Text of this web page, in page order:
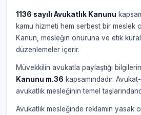
1136 sayılı Avukatlık Kanunu
kamu hizmeti hem serbest bir meslek
Kanun, mesleğin onuruna ve etik
düzenlemeler içerir.
Müvekkilin avukatla paylaştığı
Kanunu m.36 kapsamındadır.
avukatlık mesleğinin temel
Avukatlık mesleğinde reklamın yasak